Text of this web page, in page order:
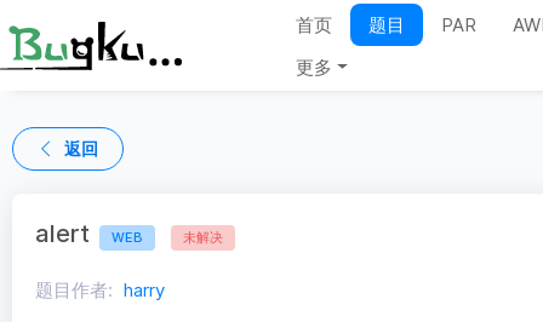
首页 题目 PAR
更多
返回
alert WEB 未解决
题目作者: harry